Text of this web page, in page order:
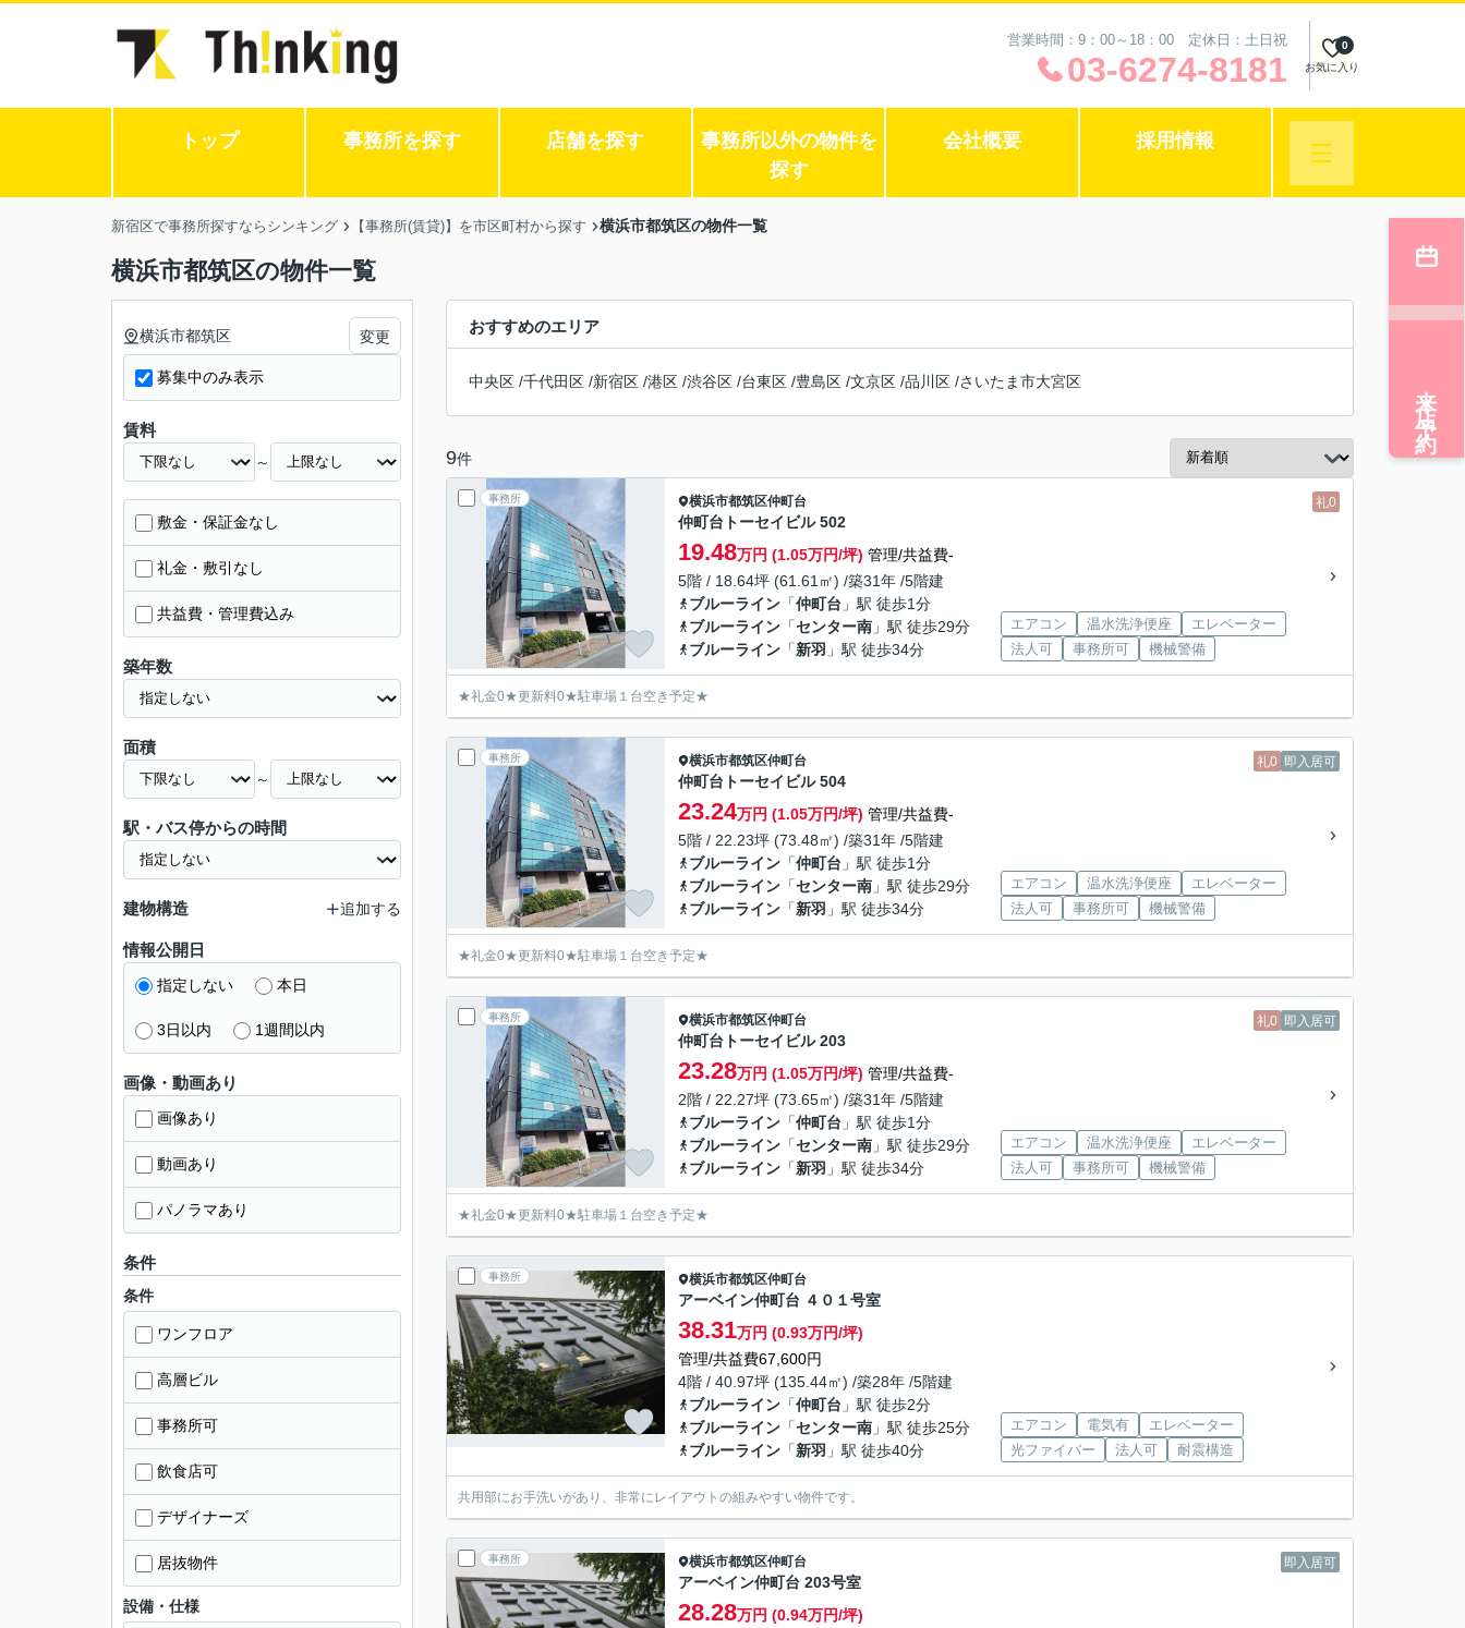
営業時間：9：00～18：00 定休日：土日祝
03-6274-8181 お気に入り
0
トップ 事務所を探す 店舗を探す
事務所以外の物件を
探す
会社概要 採用情報
新宿区で事務所探すならシンキング 【事務所(賃貸)】を市区町村から探す 横浜市都筑区の物件一覧
横浜市都筑区の物件一覧
おすすめのエリア
中央区 /千代田区 /新宿区 /港区 /渋谷区 /台東区 /豊島区 /文京区 /品川区 /さいたま市大宮区
9件
事務所 礼0
横浜市都筑区仲町台
仲町台トーセイビル 502
19.48万円 (1.05万円/坪) 管理/共益費-
5階 / 18.64坪 (61.61㎡) /築31年 /5階建
ブルーライン 「仲町台 」駅 徒歩1分
ブルーライン 「センター南 」駅 徒歩29分
ブルーライン 「新羽 」駅 徒歩34分
エアコン 温水洗浄便座
エレベーター
法人可
事務所可 機械警備
★礼金0★更新料0★駐車場１台空き予定★
事務所 礼0 即入居可
横浜市都筑区仲町台
仲町台トーセイビル 504
23.24万円 (1.05万円/坪) 管理/共益費-
5階 / 22.23坪 (73.48㎡) /築31年 /5階建
ブルーライン 「仲町台 」駅 徒歩1分
ブルーライン 「センター南 」駅 徒歩29分
ブルーライン 「新羽 」駅 徒歩34分
エアコン 温水洗浄便座
エレベーター
法人可
事務所可 機械警備
★礼金0★更新料0★駐車場１台空き予定★
事務所 礼0 即入居可
横浜市都筑区仲町台
仲町台トーセイビル 203
23.28万円 (1.05万円/坪) 管理/共益費-
2階 / 22.27坪 (73.65㎡) /築31年 /5階建
ブルーライン 「仲町台 」駅 徒歩1分
ブルーライン 「センター南 」駅 徒歩29分
ブルーライン 「新羽 」駅 徒歩34分
エアコン 温水洗浄便座
エレベーター
法人可
事務所可 機械警備
★礼金0★更新料0★駐車場１台空き予定★
事務所 横浜市都筑区仲町台
アーベイン仲町台 ４０１号室
38.31万円 (0.93万円/坪)
管理/共益費67,600円
4階 / 40.97坪 (135.44㎡) /築28年 /5階建
ブルーライン 「仲町台 」駅 徒歩2分
ブルーライン 「センター南 」駅 徒歩25分
ブルーライン 「新羽 」駅 徒歩40分
エアコン 電気有
エレベーター
光ファイバー
法人可 耐震構造
共用部にお手洗いがあり、非常にレイアウトの組みやすい物件です。
事務所 即入居可
横浜市都筑区仲町台
アーベイン仲町台 203号室
28.28万円 (0.94万円/坪)
横浜市都筑区 変更
募集中のみ表示
賃料
～
敷金・保証金なし
礼金・敷引なし
共益費・管理費込み
築年数
面積
～
駅・バス停からの時間
建物構造 追加する
情報公開日
指定しない 本日
3日以内 1週間以内
画像・動画あり
画像あり
動画あり
パノラマあり
条件
条件
ワンフロア
高層ビル
事務所可
飲食店可
デザイナーズ
居抜物件
設備・仕様
来店予約